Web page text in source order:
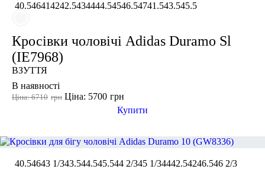
40.546414242.5434444.54546.54741.543.545.5
Кросівки чоловічі Adidas Duramo Sl
(IE7968)
ВЗУТТЯ
В наявності
грн
Ціна: 6710 грн
Ціна: 5700
Купити
40.54643 1/343.544.545.544 2/345 1/34442.54246.546 2/3